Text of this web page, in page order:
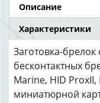
Описание
Характеристики
Заготовка-
бесконтактных
Marine, HID
миниатюрной